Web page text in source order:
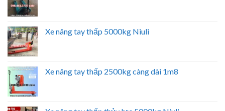
Xe nâng tay thấp 5000kg Niuli
Xe nâng tay thấp 2500kg càng dài 1m8